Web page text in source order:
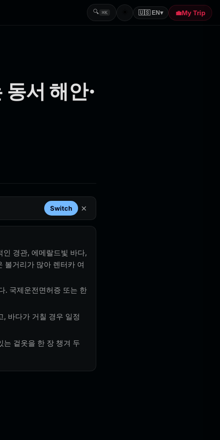
🔍 ⌘K 🇺🇸 EN▾ 💼My Trip
서 해안·
Switch ×
경관, 에메랄드빛 바다,
볼거리가 많아 렌터카 여
. 국제운전면허증 또는 한
, 바다가 거칠 경우 일정
는 겉옷을 한 장 챙겨 두